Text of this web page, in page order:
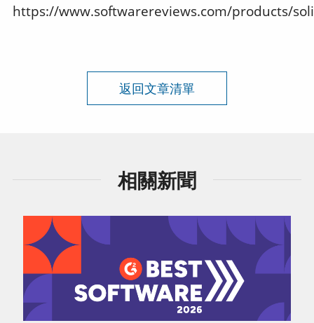
https://www.softwarereviews.com/products/
返回文章清單
相關新聞